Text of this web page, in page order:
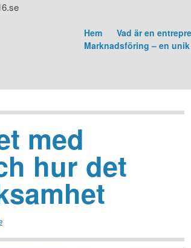
Hem
Vad är en
Marknadsföring – en
med
hur det